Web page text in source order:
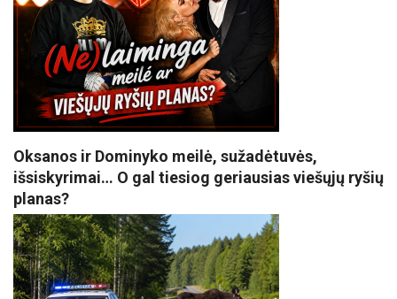
Oksanos ir Dominyko meilė, sužadėtuvės,
išsiskyrimai… O gal tiesiog geriausias viešųjų ryšių
planas?